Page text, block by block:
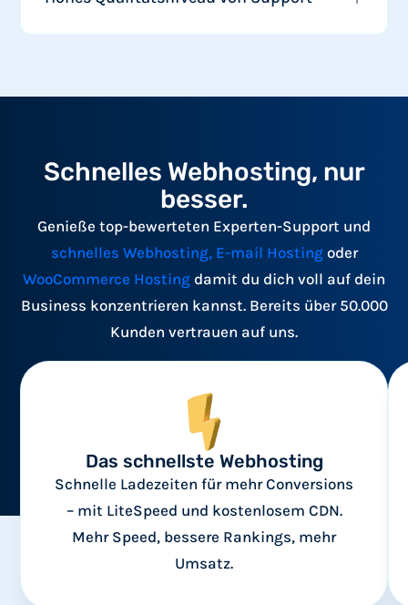
Schnelles Webhosting, nur
besser.
Genieße top-bewerteten Experten-Support und
schnelles Webhosting, E-mail Hosting oder
WooCommerce Hosting damit du dich voll auf dein
Business konzentrieren kannst. Bereits über 50.000
Kunden vertrauen auf uns.
Das schnellste Webhosting
Schnelle Ladezeiten für mehr Conversions
– mit LiteSpeed und kostenlosem CDN.
Mehr Speed, bessere Rankings, mehr
Umsatz.